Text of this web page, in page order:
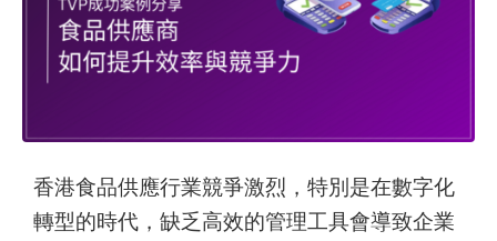
香港食品供應行業競爭激烈，特別是在數字化
轉型的時代，缺乏高效的管理工具會導致企業